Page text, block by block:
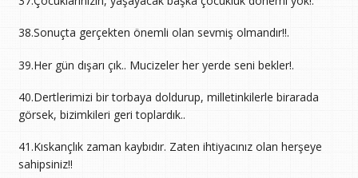
38.Sonuçta gerçekten önemli olan sevmiş olmandır!!.
39.Her gün dışarı çık.. Mucizeler her yerde seni bekler!.
40.Dertlerimizi bir torbaya doldurup, milletinkilerle birarada
görsek, bizimkileri geri toplardık..
41.Kıskançlık zaman kaybıdır. Zaten ihtiyacınız olan herşeye
sahipsiniz!!